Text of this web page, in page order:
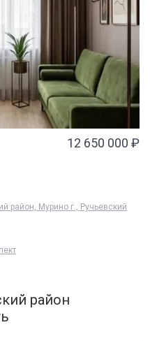
12 650 000 ₽
район, Мурино г., Ручьевский
район